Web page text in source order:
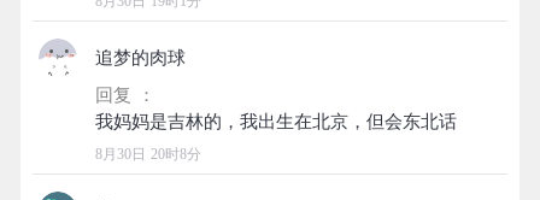
追梦的肉球
回复 ：
8月30日 20时8分